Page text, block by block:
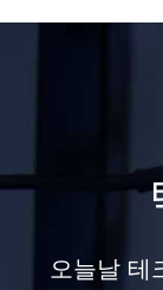
오늘날 테